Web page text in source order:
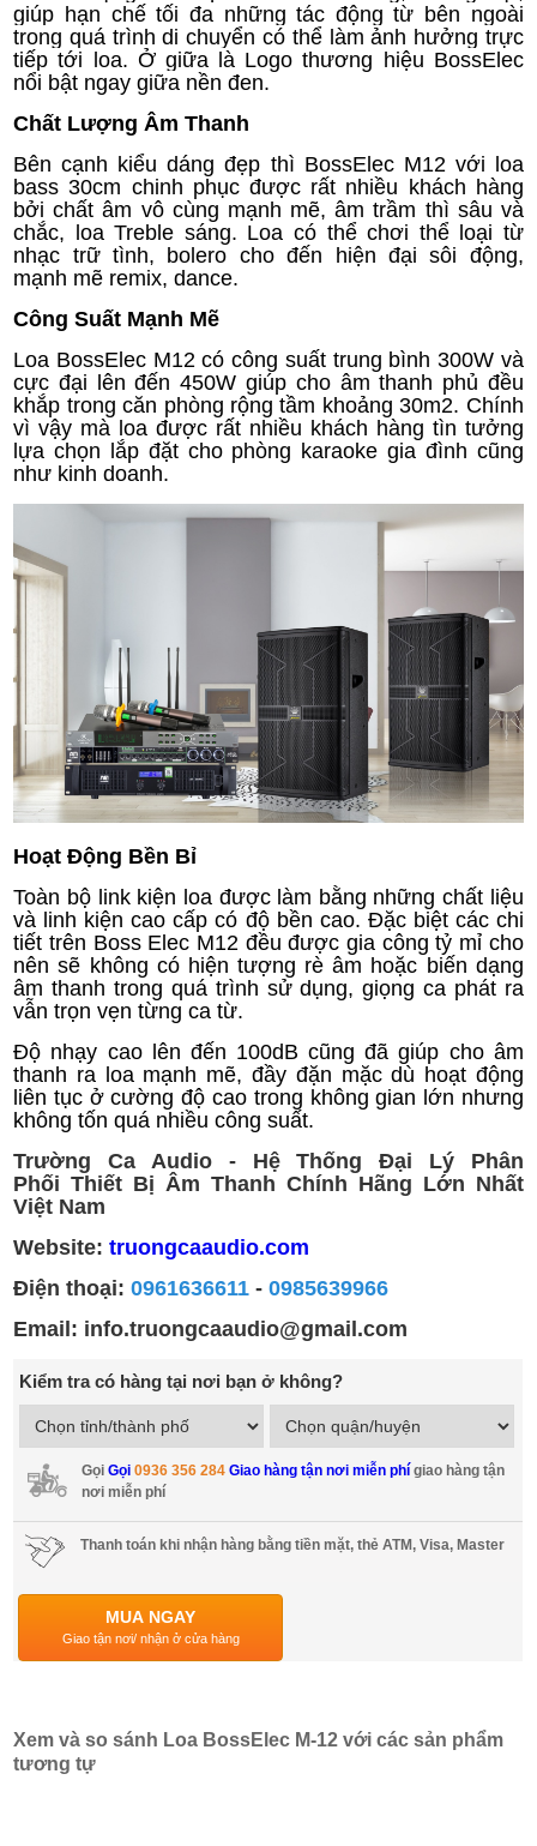
giúp hạn chế tối đa những tác động từ bên ngoài
trong quá trình di chuyển có thể làm ảnh hưởng trực
tiếp tới loa. Ở giữa là Logo thương hiệu BossElec
nổi bật ngay giữa nền đen.
Chất Lượng Âm Thanh
Bên cạnh kiểu dáng đẹp thì BossElec M12 với loa
bass 30cm chinh phục được rất nhiều khách hàng
bởi chất âm vô cùng mạnh mẽ, âm trầm thì sâu và
chắc, loa Treble sáng. Loa có thể chơi thể loại từ
nhạc trữ tình, bolero cho đến hiện đại sôi động,
mạnh mẽ remix, dance.
Công Suất Mạnh Mẽ
Loa BossElec M12 có công suất trung bình 300W và
cực đại lên đến 450W giúp cho âm thanh phủ đều
khắp trong căn phòng rộng tầm khoảng 30m2. Chính
vì vậy mà loa được rất nhiều khách hàng tìn tưởng
lựa chọn lắp đặt cho phòng karaoke gia đình cũng
như kinh doanh.
Hoạt Động Bền Bỉ
Toàn bộ link kiện loa được làm bằng những chất liệu
và linh kiện cao cấp có độ bền cao. Đặc biệt các chi
tiết trên Boss Elec M12 đều được gia công tỷ mỉ cho
nên sẽ không có hiện tượng rè âm hoặc biến dạng
âm thanh trong quá trình sử dụng, giọng ca phát ra
vẫn trọn vẹn từng ca từ.
Độ nhạy cao lên đến 100dB cũng đã giúp cho âm
thanh ra loa mạnh mẽ, đầy đặn mặc dù hoạt động
liên tục ở cường độ cao trong không gian lớn nhưng
không tốn quá nhiều công suất.
Trường Ca Audio - Hệ Thống Đại Lý Phân
Phối Thiết Bị Âm Thanh Chính Hãng Lớn Nhất
Việt Nam
Website:truongcaaudio.com
Điện thoại:0961636611 -0985639966
Email: info.truongcaaudio@gmail.com
Kiểm tra có hàng tại nơi bạn ở không?
GọiGọi0936 356 284Giao hàng tận nơi miễn phí giao hàng tận
nơi miễn phí
Thanh toán khi nhận hàng bằng tiền mặt, thẻ ATM, Visa, Master
MUA NGAY
Giao tận nơi/ nhận ở cửa hàng
Xem và so sánh Loa BossElec M-12 với các sản phẩm
tương tự